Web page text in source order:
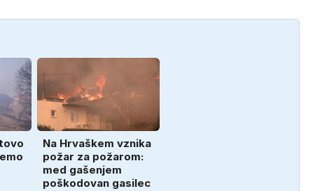
Na Hrvaškem vznika
požar za požarom:
med gašenjem
poškodovan gasilec